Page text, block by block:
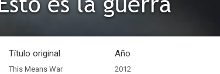
Título original
This Means War
Año
2012